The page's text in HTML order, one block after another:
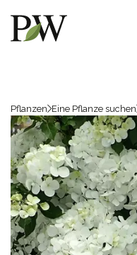
Pflanzen Eine Pflanze suchen